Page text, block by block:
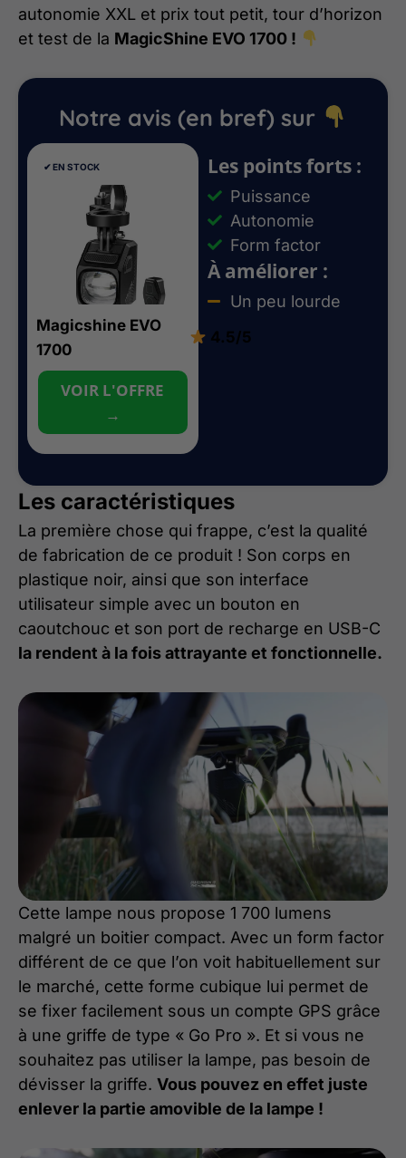
autonomie XXL et prix tout petit, tour d’horizon
et test de la MagicShine EVO 1700 !
Notre avis (en bref) sur
✔︎ EN STOCK
Magicshine EVO
1700
4.5/5
VOIR L'OFFRE
→
Les points forts :
Puissance
Autonomie
Form factor
À améliorer :
Un peu lourde
Les caractéristiques
La première chose qui frappe, c’est la qualité
de fabrication de ce produit ! Son corps en
plastique noir, ainsi que son interface
utilisateur simple avec un bouton en
caoutchouc et son port de recharge en USB-C
la rendent à la fois attrayante et fonctionnelle.
Cette lampe nous propose 1 700 lumens
malgré un boitier compact. Avec un form factor
différent de ce que l’on voit habituellement sur
le marché, cette forme cubique lui permet de
se fixer facilement sous un compte GPS grâce
à une griffe de type « Go Pro ». Et si vous ne
souhaitez pas utiliser la lampe, pas besoin de
dévisser la griffe. Vous pouvez en effet juste
enlever la partie amovible de la lampe !